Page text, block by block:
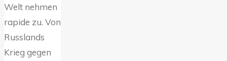
Welt nehmen
rapide zu. Von
Russlands
Krieg gegen